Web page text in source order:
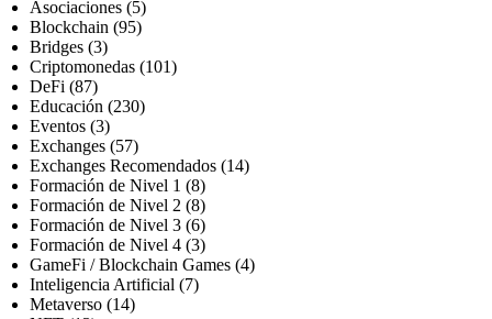
Asociaciones (5)
Blockchain (95)
Bridges (3)
Criptomonedas (101)
DeFi (87)
Educación (230)
Eventos (3)
Exchanges (57)
Exchanges Recomendados (14)
Formación de Nivel 1 (8)
Formación de Nivel 2 (8)
Formación de Nivel 3 (6)
Formación de Nivel 4 (3)
GameFi / Blockchain Games (4)
Inteligencia Artificial (7)
Metaverso (14)